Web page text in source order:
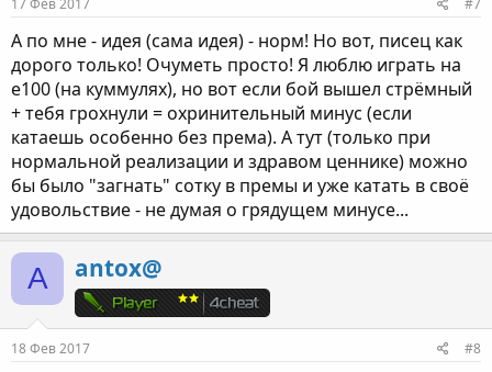
А по мне - идея (сама идея) - норм! Но вот, писец как
дорого только! Очуметь просто! Я люблю играть на
е100 (на куммулях), но вот если бой вышел стрёмный
+ тебя грохнули = охринительный минус (если
катаешь особенно без према). А тут (только при
нормальной реализации и здравом ценнике) можно
бы было "загнать" сотку в премы и уже катать в своё
удовольствие - не думая о грядущем минусе...
A antox@
18 Фев 2017 #8